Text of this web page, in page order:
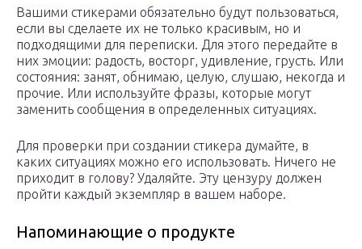
Вашими стикерами обязательно будут пользоваться,
если вы сделаете их не только красивым, но и
подходящими для переписки. Для этого передайте в
них эмоции: радость, восторг, удивление, грусть. Или
состояния: занят, обнимаю, целую, слушаю, некогда и
прочие. Или используйте фразы, которые могут
заменить сообщения в определенных ситуациях.
Для проверки при создании стикера думайте, в
каких ситуациях можно его использовать. Ничего не
приходит в голову? Удаляйте. Эту цензуру должен
пройти каждый экземпляр в вашем наборе.
Напоминающие о продукте